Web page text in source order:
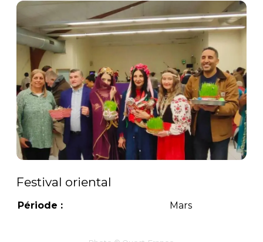
Festival oriental
Période : Mars